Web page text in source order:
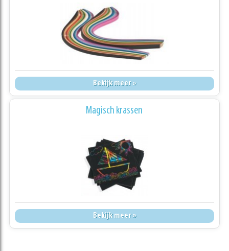
Bekijk meer »
Magisch krassen
Bekijk meer »